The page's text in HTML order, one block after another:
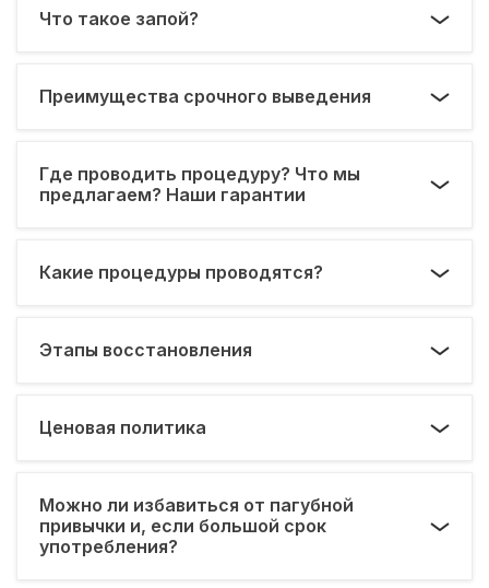
Что такое запой?
Преимущества срочного выведения
Где проводить процедуру? Что мы
предлагаем? Наши гарантии
Какие процедуры проводятся?
Этапы восстановления
Ценовая политика
Можно ли избавиться от пагубной
привычки и, если большой срок
употребления?